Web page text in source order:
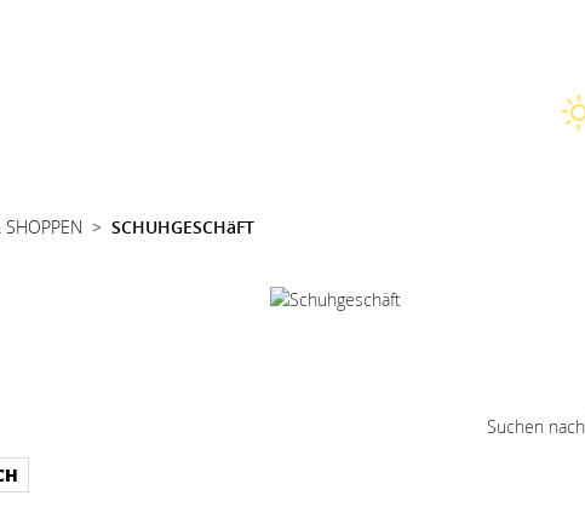
SCHUHGESCHäFT
Suchen nach